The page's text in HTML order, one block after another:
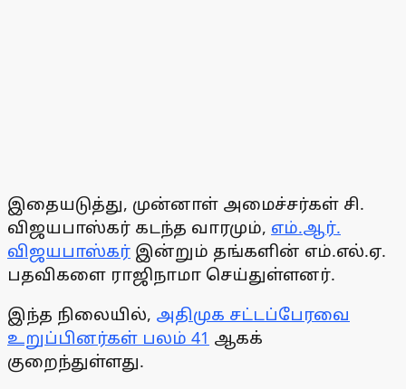
இதையடுத்து, முன்னாள் அமைச்சர்கள் சி.
விஜயபாஸ்கர் கடந்த வாரமும், எம்.ஆர்.
விஜயபாஸ்கர் இன்றும் தங்களின் எம்.எல்.ஏ.
பதவிகளை ராஜிநாமா செய்துள்ளனர்.
இந்த நிலையில், அதிமுக சட்டப்பேரவை
உறுப்பினர்கள் பலம் 41 ஆகக்
குறைந்துள்ளது.